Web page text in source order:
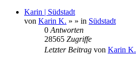
Karin | Südstadt
von Karin K. » » in Südstadt
0 Antworten
28565 Zugriffe
Letzter Beitrag von Karin K.